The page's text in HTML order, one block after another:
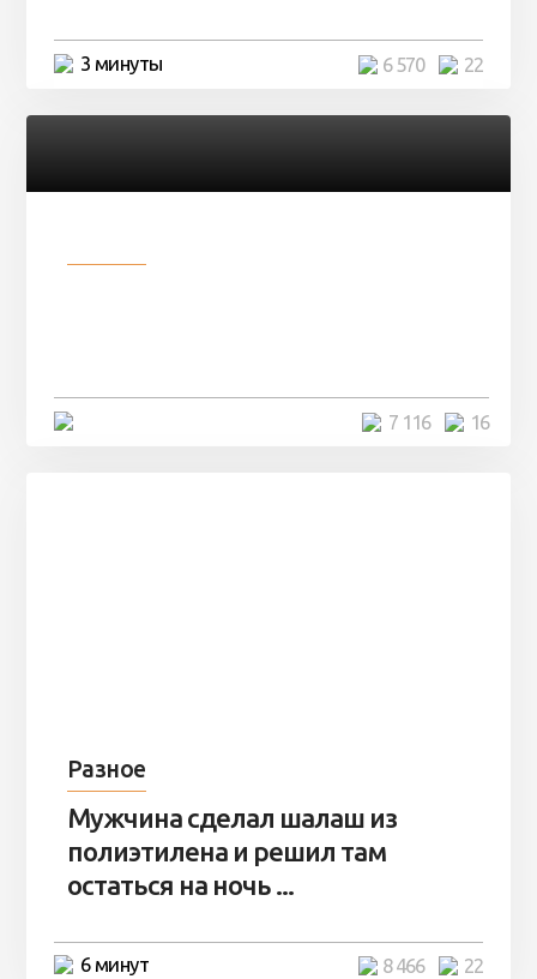
3 минуты 22
6 570
16
7 116
Разное
Мужчина сделал шалаш из
полиэтилена и решил там
остаться на ночь ...
6 минут 22
8 466